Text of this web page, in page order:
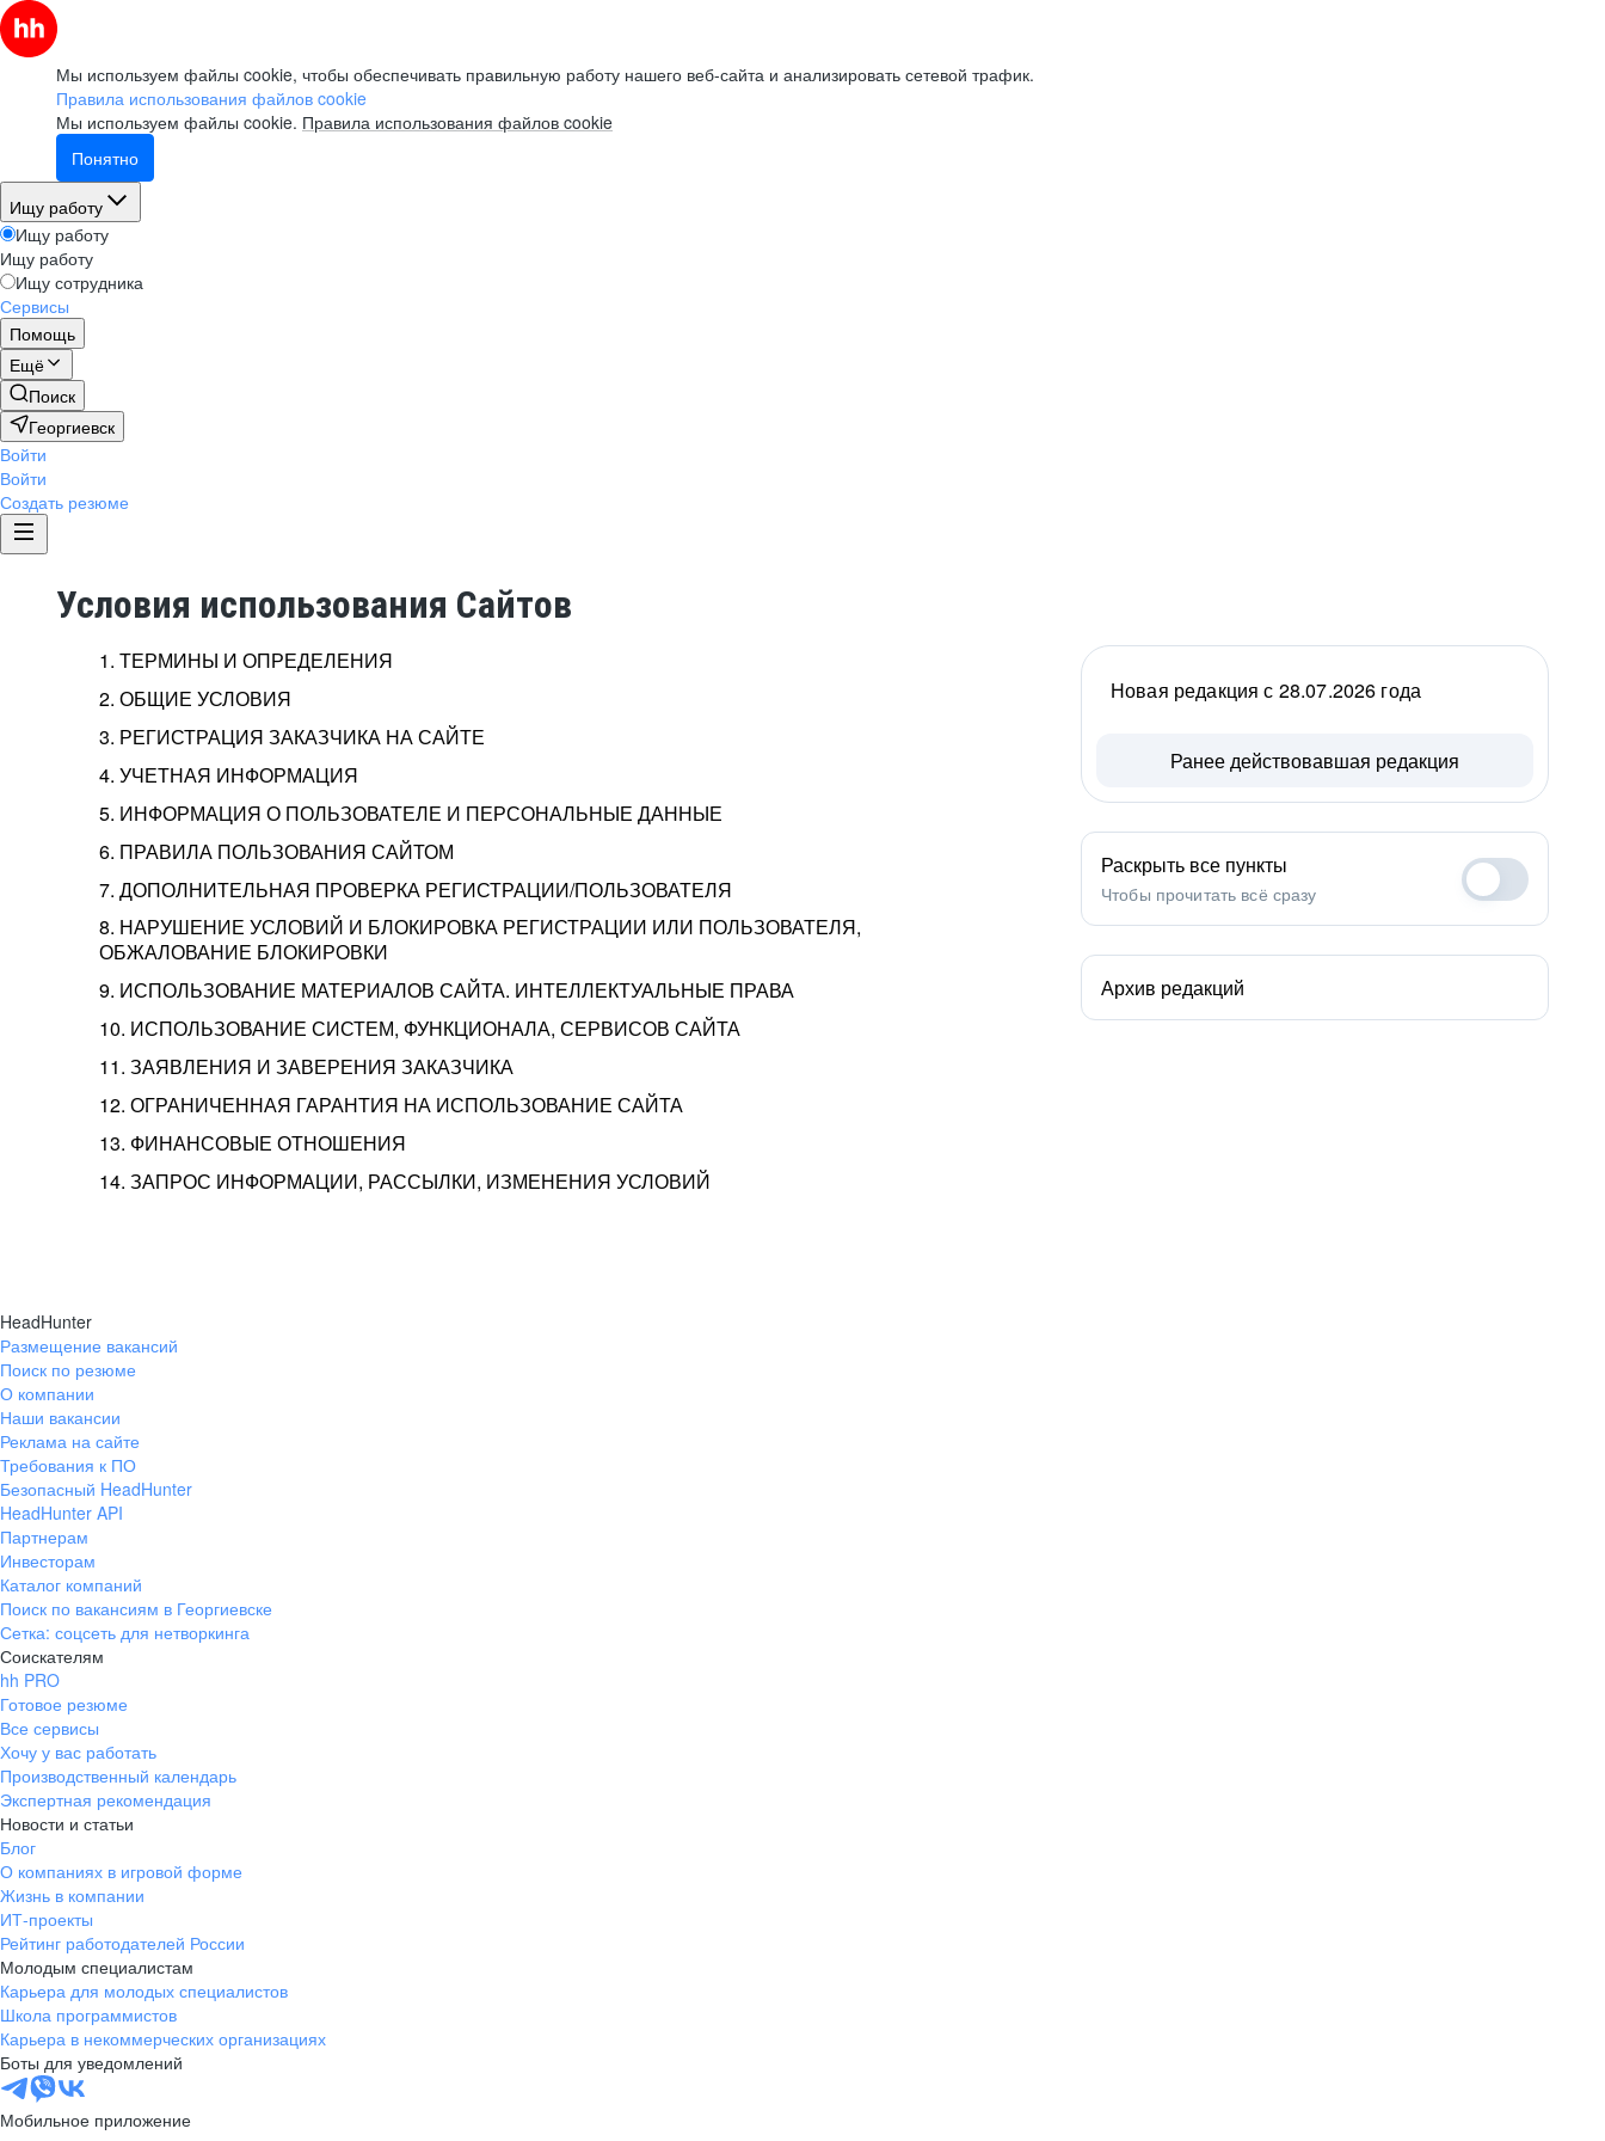
Мы используем файлы cookie, чтобы обеспечивать правильную работу нашего веб-сайта и анализировать сетевой трафик.
Правила использования файлов cookie
Мы используем файлы cookie. Правила использования файлов cookie
Понятно
Ищу работу
Ищу работу
Ищу работу
Ищу сотрудника
Сервисы
Помощь
Ещё
Поиск
Георгиевск
Войти
Войти
Создать резюме
Условия использования Сайтов
1. ТЕРМИНЫ И ОПРЕДЕЛЕНИЯ
2. ОБЩИЕ УСЛОВИЯ
3. РЕГИСТРАЦИЯ ЗАКАЗЧИКА НА САЙТЕ
4. УЧЕТНАЯ ИНФОРМАЦИЯ
5. ИНФОРМАЦИЯ О ПОЛЬЗОВАТЕЛЕ И ПЕРСОНАЛЬНЫЕ ДАННЫЕ
6. ПРАВИЛА ПОЛЬЗОВАНИЯ САЙТОМ
7. ДОПОЛНИТЕЛЬНАЯ ПРОВЕРКА РЕГИСТРАЦИИ/ПОЛЬЗОВАТЕЛЯ
8. НАРУШЕНИЕ УСЛОВИЙ И БЛОКИРОВКА РЕГИСТРАЦИИ ИЛИ ПОЛЬЗОВАТЕЛЯ,
ОБЖАЛОВАНИЕ БЛОКИРОВКИ
9. ИСПОЛЬЗОВАНИЕ МАТЕРИАЛОВ САЙТА. ИНТЕЛЛЕКТУАЛЬНЫЕ ПРАВА
10. ИСПОЛЬЗОВАНИЕ СИСТЕМ, ФУНКЦИОНАЛА, СЕРВИСОВ САЙТА
11. ЗАЯВЛЕНИЯ И ЗАВЕРЕНИЯ ЗАКАЗЧИКА
12. ОГРАНИЧЕННАЯ ГАРАНТИЯ НА ИСПОЛЬЗОВАНИЕ САЙТА
13. ФИНАНСОВЫЕ ОТНОШЕНИЯ
14. ЗАПРОС ИНФОРМАЦИИ, РАССЫЛКИ, ИЗМЕНЕНИЯ УСЛОВИЙ
Новая редакция с 28.07.2026 года
Ранее действовавшая редакция
Раскрыть все пункты
Чтобы прочитать всё сразу
Архив редакций
HeadHunter
Размещение вакансий
Поиск по резюме
О компании
Наши вакансии
Реклама на сайте
Требования к ПО
Безопасный HeadHunter
HeadHunter API
Партнерам
Инвесторам
Каталог компаний
Поиск по вакансиям в Георгиевске
Сетка: соцсеть для нетворкинга
Соискателям
hh PRO
Готовое резюме
Все сервисы
Хочу у вас работать
Производственный календарь
Экспертная рекомендация
Новости и статьи
Блог
О компаниях в игровой форме
Жизнь в компании
ИТ-проекты
Рейтинг работодателей России
Молодым специалистам
Карьера для молодых специалистов
Школа программистов
Карьера в некоммерческих организациях
Боты для уведомлений
Мобильное приложение